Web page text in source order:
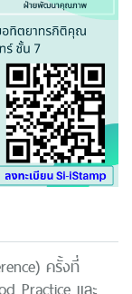
ครั้งที่